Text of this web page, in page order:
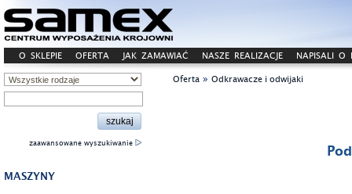
O SKLEPIE OFERTA JAK ZAMAWIAĆ NASZE REALIZACJE NAPISALI O
zaawansowane wyszukiwanie
MASZYNY
Oferta » Odkrawacze i odwijaki